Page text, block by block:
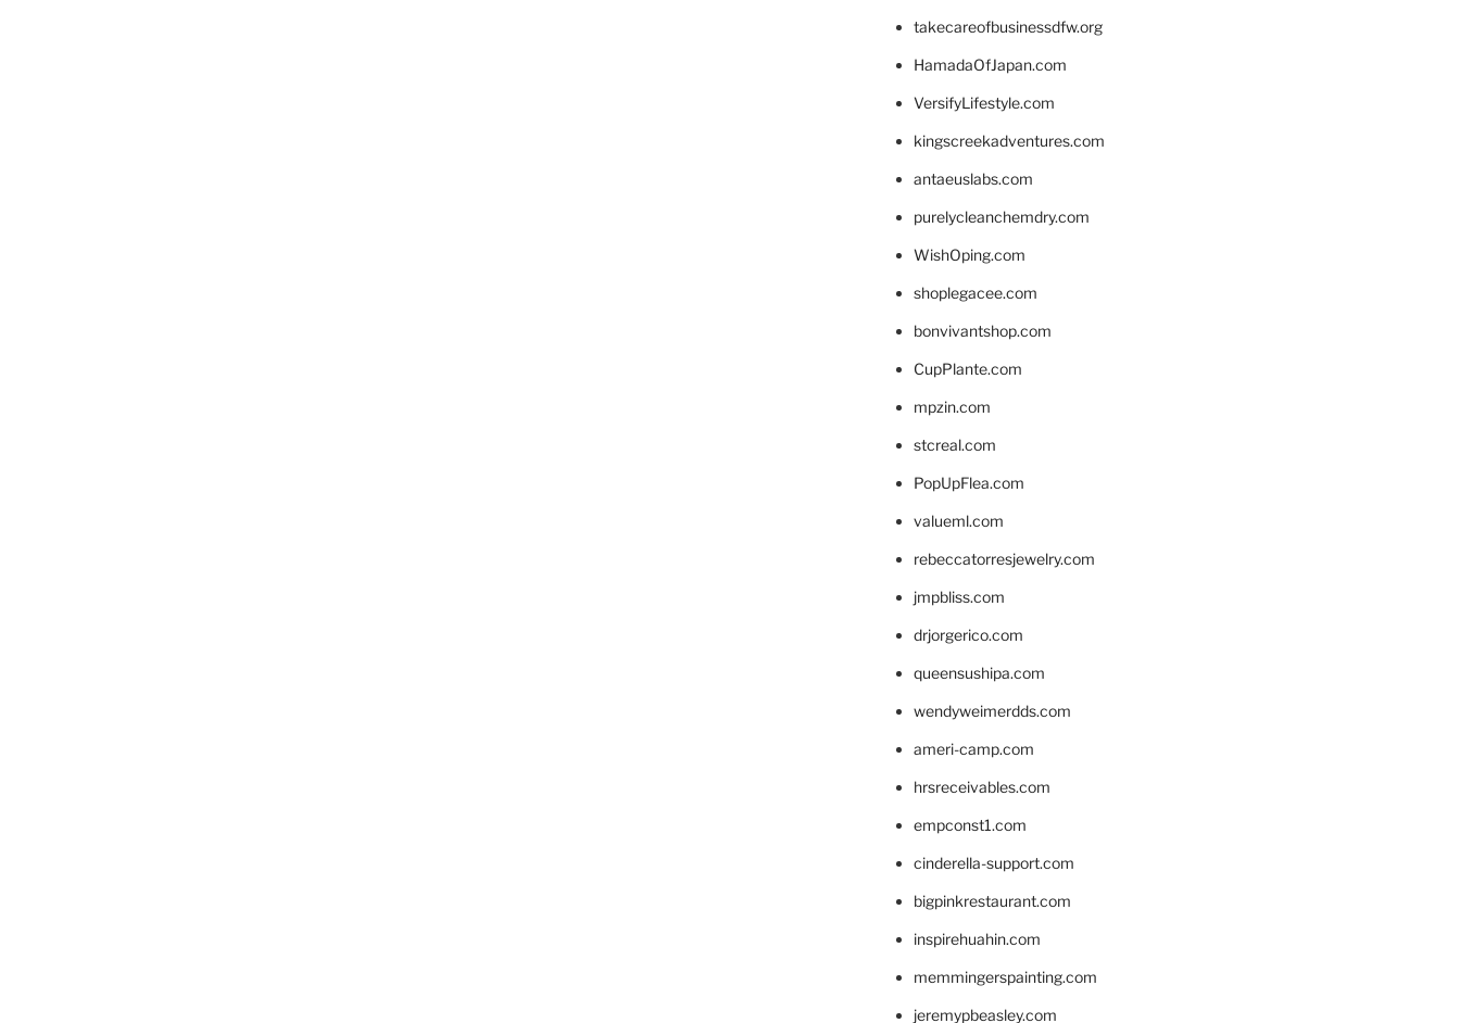
takecareofbusinessdfw.org
HamadaOfJapan.com
VersifyLifestyle.com
kingscreekadventures.com
antaeuslabs.com
purelycleanchemdry.com
WishOping.com
shoplegacee.com
bonvivantshop.com
CupPlante.com
mpzin.com
stcreal.com
PopUpFlea.com
valueml.com
rebeccatorresjewelry.com
jmpbliss.com
drjorgerico.com
queensushipa.com
wendyweimerdds.com
ameri-camp.com
hrsreceivables.com
empconst1.com
cinderella-support.com
bigpinkrestaurant.com
inspirehuahin.com
memmingerspainting.com
jeremypbeasley.com